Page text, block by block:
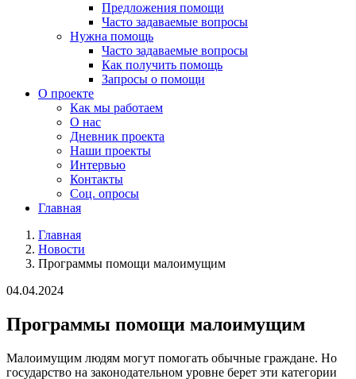
Предложения помощи
Часто задаваемые вопросы
Нужна помощь
Часто задаваемые вопросы
Как получить помощь
Запросы о помощи
О проекте
Как мы работаем
О нас
Дневник проекта
Наши проекты
Интервью
Контакты
Соц. опросы
Главная
Главная
Новости
Программы помощи малоимущим
04.04.2024
Программы помощи малоимущим
Малоимущим людям могут помогать обычные граждане. Но
государство на законодательном уровне берет эти категории